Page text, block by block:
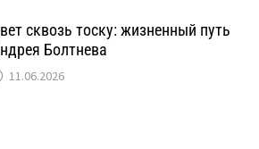
сквозь тоску: жизненный путь
Болтнева
11.06.2026